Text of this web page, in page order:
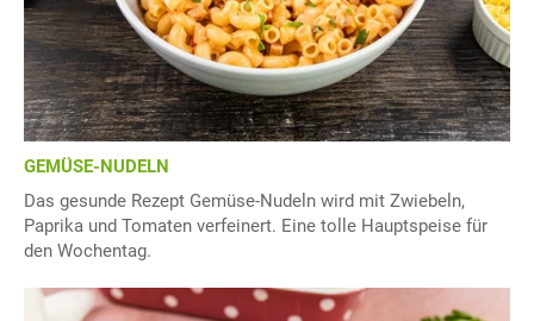
GEMÜSE-NUDELN
Das gesunde Rezept Gemüse-Nudeln wird mit Zwiebeln,
Paprika und Tomaten verfeinert. Eine tolle Hauptspeise für
den Wochentag.